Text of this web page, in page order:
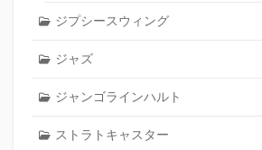
ジプシースウィング
ジャズ
ジャンゴラインハルト
ストラトキャスター